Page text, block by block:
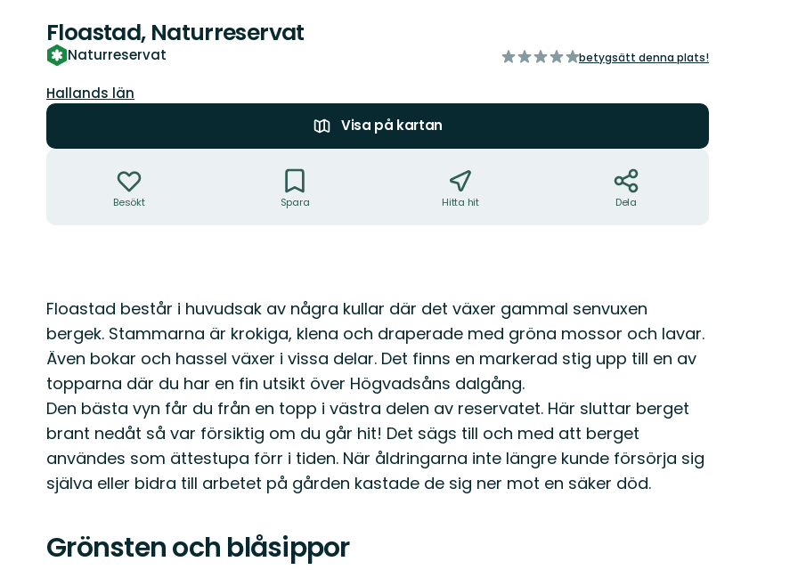
Floastad, Naturreservat
Naturreservat
av
betygsätt denna plats!
Län:
Hallands län
Visa på kartan
Besökt Spara Hitta hit Dela
Beskrivning
Floastad består i huvudsak av några kullar där det växer gammal senvuxen
bergek. Stammarna är krokiga, klena och draperade med gröna mossor och lavar.
Även bokar och hassel växer i vissa delar. Det finns en markerad stig upp till en av
topparna där du har en fin utsikt över Högvadsåns dalgång.
Den bästa vyn får du från en topp i västra delen av reservatet. Här sluttar berget
brant nedåt så var försiktig om du går hit! Det sägs till och med att berget
användes som ättestupa förr i tiden. När åldringarna inte längre kunde försörja sig
själva eller bidra till arbetet på gården kastade de sig ner mot en säker död.
Grönsten och blåsippor